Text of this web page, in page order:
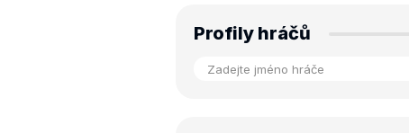
Profily hráčů